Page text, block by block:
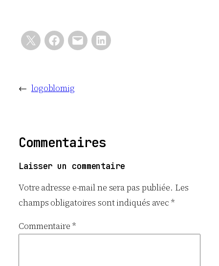
← logoblomig
Commentaires
Laisser un commentaire
Votre adresse e-mail ne sera pas publiée. Les
champs obligatoires sont indiqués avec*
Commentaire *